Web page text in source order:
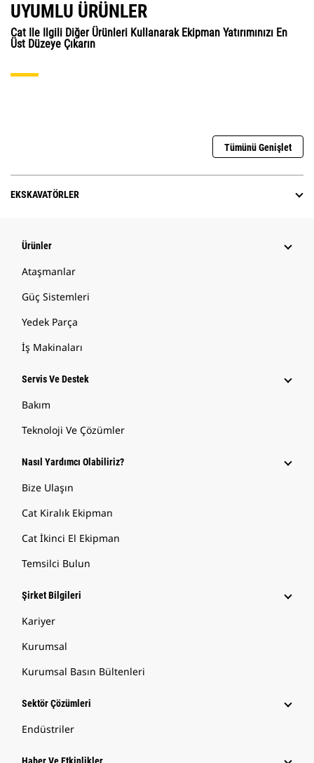
UYUMLU ÜRÜNLER
Cat Ile Ilgili Diğer Ürünleri Kullanarak Ekipman Yatırımınızı En
Üst Düzeye Çıkarın
Tümünü Genişlet
EKSKAVATÖRLER
Ürünler
Ataşmanlar
Güç Sistemleri
Yedek Parça
İş Makinaları
Servis Ve Destek
Bakım
Teknoloji Ve Çözümler
Nasıl Yardımcı Olabiliriz?
Bize Ulaşın
Cat Kiralık Ekipman
Cat İkinci El Ekipman
Temsilci Bulun
Şirket Bilgileri
Kariyer
Kurumsal
Kurumsal Basın Bültenleri
Sektör Çözümleri
Endüstriler